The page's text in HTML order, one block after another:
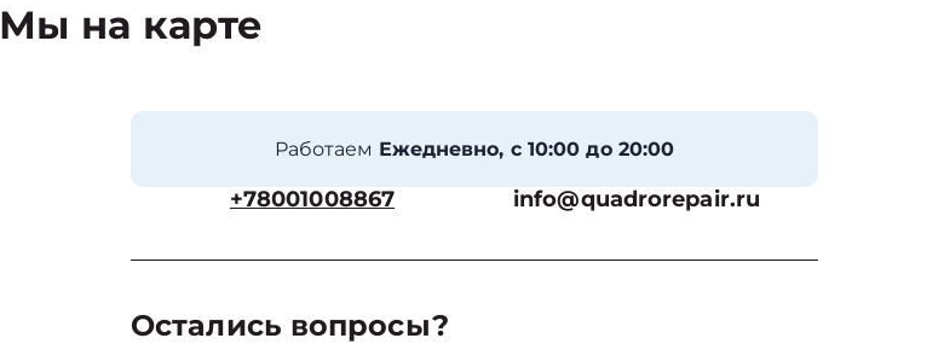
Мы на карте
Работаем Ежедневно, с 10:00 до 20:00
+78001008867 info@quadrorepair.ru
Остались вопросы?